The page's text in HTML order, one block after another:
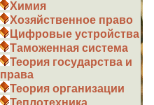
Химия
Хозяйственное право
Цифровые устройства
Таможенная система
Теория государства и
права
Теория организации
Теплотехника